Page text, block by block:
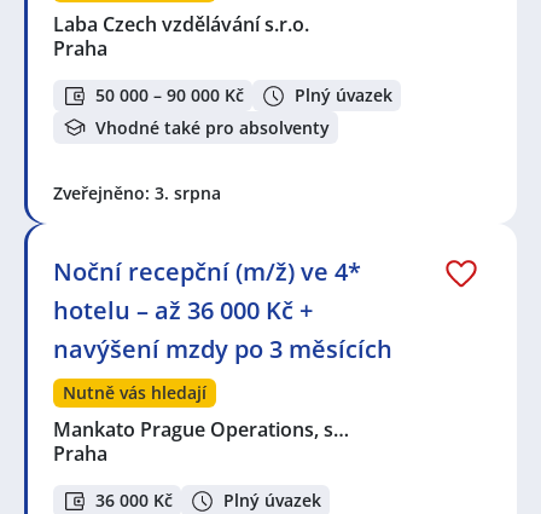
Laba Czech vzdělávání s.r.o.
Praha
50 000 – 90 000 Kč
Plný úvazek
Vhodné také pro absolventy
Zveřejněno: 3. srpna
Noční recepční (m/ž) ve 4*
hotelu – až 36 000 Kč +
navýšení mzdy po 3 měsících
Nutně vás hledají
Mankato Prague Operations, s…
Praha
36 000 Kč Plný úvazek